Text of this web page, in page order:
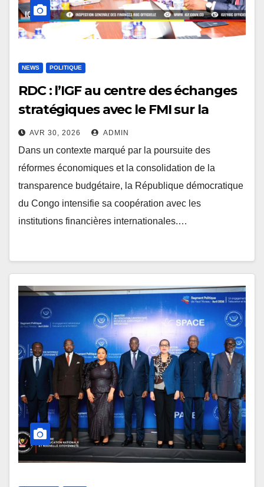
NEWS POLITIQUE
RDC : l’IGF au centre des échanges
stratégiques avec le FMI sur la
gouvernance financière
AVR 30, 2026 ADMIN
Dans un contexte marqué par la poursuite des
réformes économiques et la consolidation de la
transparence budgétaire, la République démocratique
du Congo intensifie sa coopération avec les
institutions financières internationales.…